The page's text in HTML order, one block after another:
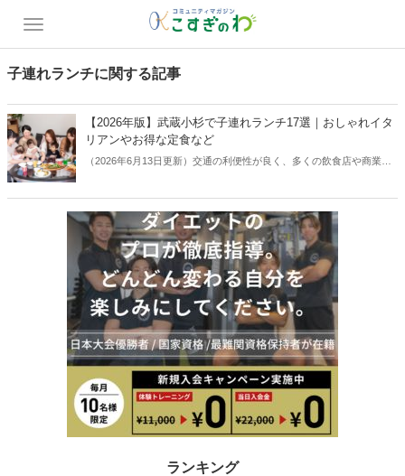
子連れランチに関する記事
【2026年版】武蔵小杉で子連れランチ17選｜おしゃれイタ
リアンやお得な定食など
（2026年6月13日更新）交通の利便性が良く、多くの飲食店や商業施
点の最新情報をもとに、個室・座敷・ベビーカー対応・キッズ向けサ
ービスなどを確認し、子連れで利用しやすいランチスポット17選を厳
選しました。シーン別に分けて紹介しているので、ぜひお店選びの参
考にしてください。
ランキング